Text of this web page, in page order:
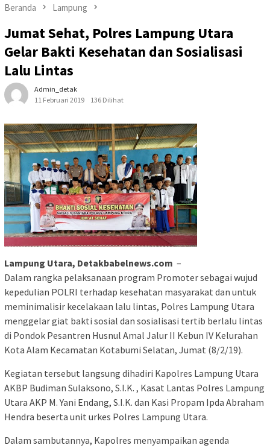
Beranda Lampung
Jumat Sehat, Polres Lampung Utara
Gelar Bakti Kesehatan dan Sosialisasi
Lalu Lintas
Admin_detak
11 Februari 2019
136 Dilihat
Lampung Utara, Detakbabelnews.com –
Dalam rangka pelaksanaan program Promoter sebagai wujud
kepedulian POLRI terhadap kesehatan masyarakat dan untuk
meminimalisir kecelakaan lalu lintas, Polres Lampung Utara
menggelar giat bakti sosial dan sosialisasi tertib berlalu lintas
di Pondok Pesantren Husnul Amal Jalur II Kebun IV Kelurahan
Kota Alam Kecamatan Kotabumi Selatan, Jumat (8/2/19).
Kegiatan tersebut langsung dihadiri Kapolres Lampung Utara
AKBP Budiman Sulaksono, S.I.K. , Kasat Lantas Polres Lampung
Utara AKP M. Yani Endang, S.I.K. dan Kasi Propam Ipda Abraham
Hendra beserta unit urkes Polres Lampung Utara.
Dalam sambutannya, Kapolres menyampaikan agenda